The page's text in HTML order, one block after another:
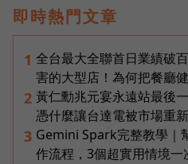
即時熱門文章
1 全台最大全聯首日業績破
害的大型店！為何把餐廳
2 黃仁勳兆元宴永遠站最後
憑什麼讓台達電被市場重
3 Gemini Spark完整教學｜
作流程，3個超實用情境一